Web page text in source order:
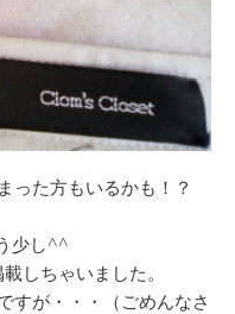
った方もいるかも！？
少し^^
しちゃいました。
すが・・・（ごめんなさ